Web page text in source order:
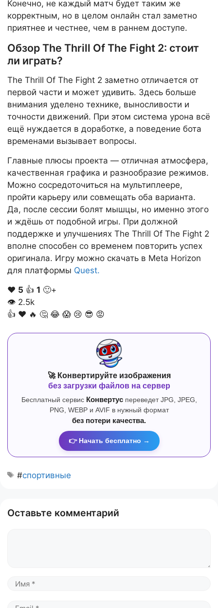
Конечно, не каждый матч будет таким же
корректным, но в целом онлайн стал заметно
приятнее и честнее, чем в раннем доступе.
Обзор The Thrill Of The Fight 2: стоит
ли играть?
The Thrill Of The Fight 2 заметно отличается от
первой части и может удивить. Здесь больше
внимания уделено технике, выносливости и
точности движений. При этом система урона всё
ещё нуждается в доработке, а поведение бота
временами вызывает вопросы.
Главные плюсы проекта — отличная атмосфера,
качественная графика и разнообразие режимов.
Можно сосредоточиться на мультиплеере,
пройти карьеру или совмещать оба варианта.
Да, после сессии болят мышцы, но именно этого
и ждёшь от подобной игры. При должной
поддержке и улучшениях The Thrill Of The Fight 2
вполне способен со временем повторить успех
оригинала. Игру можно скачать в Meta Horizon
для платформы Quest.
❤️ 5 👍 1 🙂+
👁 2.5k
👍 ❤️ 🔥 🤔 😂 😱 😢 😎 😡
🚀 Конвертируйте изображения
без загрузки файлов на сервер
Бесплатный сервис Конвертуспереведет JPG, JPEG,
PNG, WEBP и AVIF в нужный формат
без потери качества.
👉 Начать бесплатно →
#спортивные
Оставьте комментарий
Имя